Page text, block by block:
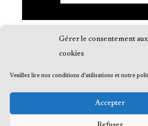
Gérer le consentement aux
cookies
Veuillez lire nos conditions d'utilisations et notre
Accepter